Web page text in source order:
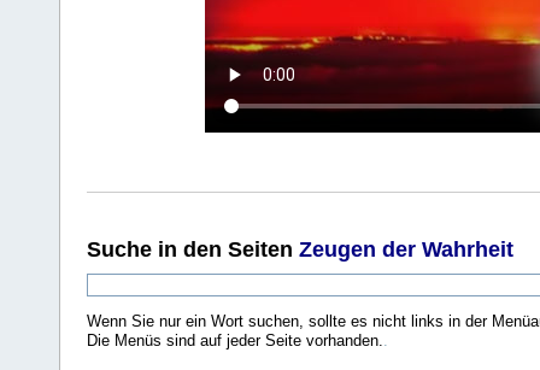
Suche in den Seiten Zeugen der Wahrheit
Wenn Sie nur ein Wort suchen, sollte es nicht links in der
Die Menüs sind auf jeder Seite vorhanden..